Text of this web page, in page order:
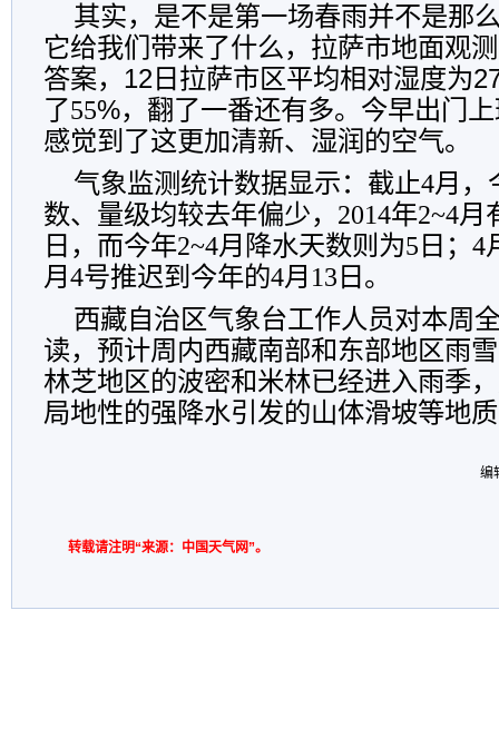
其实，是不是第一场春雨并不是那
它给我们带来了什么，拉萨市地面观
答案， 12 日拉萨市区平均相对湿度为
了55%，翻了一番还有多。今早出门
感觉到了这更加清新、湿润的空气。
气象监测统计数据显示：截止4月，
数、量级均较去年偏少，2014年2~4月
日，而今年2~4月降水天数则为5日；
月4号推迟到今年的4月13日。
西藏自治区气象台工作人员对本周
读，预计周内西藏南部和东部地区雨
林芝地区的波密和米林已经进入雨季
局地性的强降水引发的山体滑坡等地
编
转载请注明“来源：中国天气网”。